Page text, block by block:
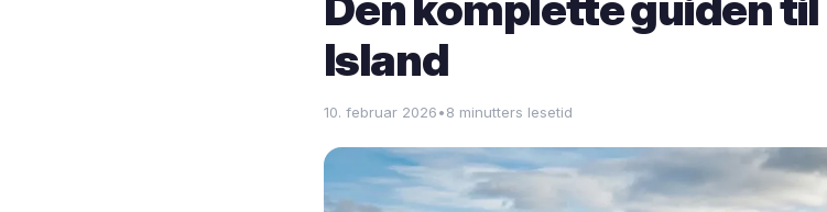
Island
10. februar 2026•8 minutters lesetid